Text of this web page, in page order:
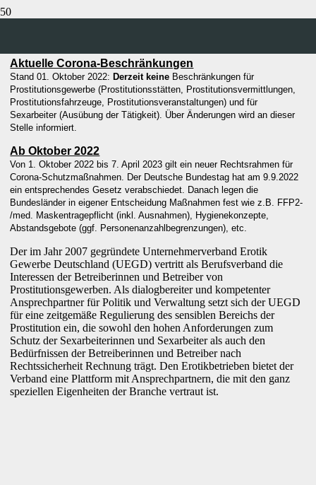
Aktuelle Corona-Beschränkungen
Stand 01. Oktober 2022: Derzeit keine Beschränkungen für
Prostitutionsgewerbe (Prostitutionsstätten, Prostitutionsvermittlungen,
Prostitutionsfahrzeuge, Prostitutionsveranstaltungen) und für
Sexarbeiter (Ausübung der Tätigkeit). Über Änderungen wird an dieser
Stelle informiert.
Ab Oktober 2022
Von 1. Oktober 2022 bis 7. April 2023 gilt ein neuer Rechtsrahmen für
Corona-Schutzmaßnahmen. Der Deutsche Bundestag hat am 9.9.2022
ein entsprechendes Gesetz verabschiedet. Danach legen die
Bundesländer in eigener Entscheidung Maßnahmen fest wie z.B. FFP2-
/med. Maskentragepflicht (inkl. Ausnahmen), Hygienekonzepte,
Abstandsgebote (ggf. Personenanzahlbegrenzungen), etc.
Der im Jahr 2007 gegründete Unternehmerverband Erotik
Gewerbe Deutschland (UEGD) vertritt als Berufsverband die
Interessen der Betreiberinnen und Betreiber von
Prostitutionsgewerben. Als dialogbereiter und kompetenter
Ansprechpartner für Politik und Verwaltung setzt sich der UEGD
für eine zeitgemäße Regulierung des sensiblen Bereichs der
Prostitution ein, die sowohl den hohen Anforderungen zum
Schutz der Sexarbeiterinnen und Sexarbeiter als auch den
Bedürfnissen der Betreiberinnen und Betreiber nach
Rechtssicherheit Rechnung trägt. Den Erotikbetrieben bietet der
Verband eine Plattform mit Ansprechpartnern, die mit den ganz
speziellen Eigenheiten der Branche vertraut ist.